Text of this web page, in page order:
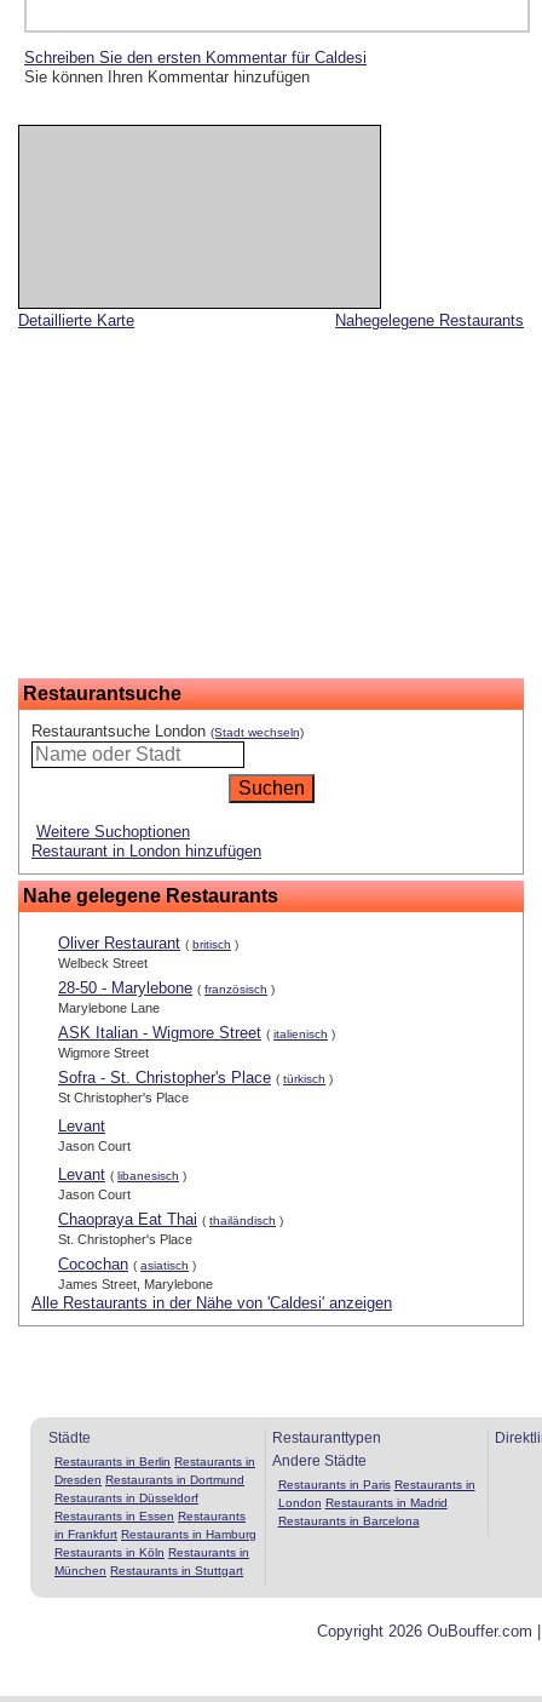
Nahegelegene Restaurants
Detaillierte Karte
Restaurantsuche
Restaurantsuche London (Stadt wechseln)
Weitere Suchoptionen
Restaurant in London hinzufügen
Nahe gelegene Restaurants
Oliver Restaurant ( britisch )
Welbeck Street
28-50 - Marylebone ( französisch )
Marylebone Lane
ASK Italian - Wigmore Street ( italienisch )
Wigmore Street
Sofra - St. Christopher's Place ( türkisch )
St Christopher's Place
Levant
Jason Court
Levant ( libanesisch )
Jason Court
Chaopraya Eat Thai ( thailändisch )
St. Christopher's Place
Cocochan ( asiatisch )
James Street, Marylebone
Alle Restaurants in der Nähe von 'Caldesi' anzeigen
Schreiben Sie den ersten Kommentar für Caldesi
Sie können Ihren Kommentar hinzufügen
Städte
Restaurants in Berlin Restaurants in
Dresden Restaurants in Dortmund
Restaurants in Düsseldorf
Restaurants in Essen Restaurants
in Frankfurt Restaurants in Hamburg
Restaurants in Köln Restaurants in
München Restaurants in Stuttgart
Restauranttypen
Andere Städte
Restaurants in Paris Restaurants in
London Restaurants in Madrid
Restaurants in Barcelona
Copyright 2026 OuBouffer.com